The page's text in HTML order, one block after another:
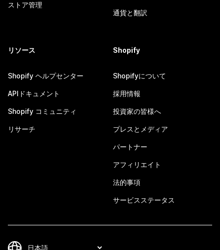
ストア管理
通貨と翻訳
リソース
Shopify ヘルプセンター
APIドキュメント
Shopify コミュニティ
リサーチ
Shopify
Shopifyについて
採用情報
投資家の皆様へ
プレスとメディア
パートナー
アフィリエイト
法的事項
サービスステータス